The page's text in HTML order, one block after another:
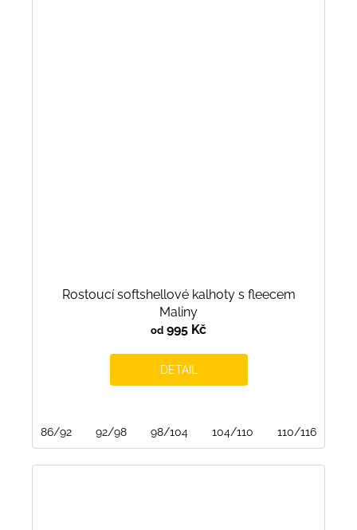
Rostoucí softshellové kalhoty s fleecem
Maliny
od 995 Kč
DETAIL
86/92 92/98 98/104 104/110 110/116